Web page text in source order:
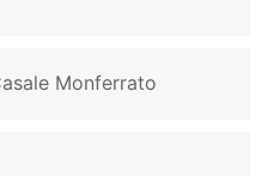
Monferrato